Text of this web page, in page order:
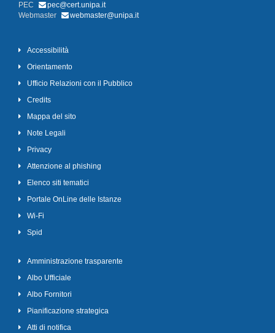
PEC
pec@cert.unipa.it
Webmaster
webmaster@unipa.it
Accessibilità
Orientamento
Ufficio Relazioni con il Pubblico
Credits
Mappa del sito
Note Legali
Privacy
Attenzione al phishing
Elenco siti tematici
Portale OnLine delle Istanze
Wi-Fi
Spid
Amministrazione trasparente
Albo Ufficiale
Albo Fornitori
Pianificazione strategica
Atti di notifica